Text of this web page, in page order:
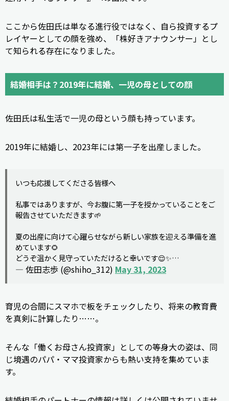
ここから佐田氏は単なる進行役ではなく、自ら投資するプ
レイヤーとしての顔を強め、「株好きアナウンサー」とし
て知られる存在になりました。
結婚相手は？2019年に結婚、一児の母としての顔
佐田氏は私生活で一児の母という顔も持っています。
2019年に結婚し、2023年には第一子を出産しました。
いつも応援してくださる皆様へ
私事ではありますが、今お腹に第一子を授かっていることをご
報告させていただきます🌱
夏の出産に向けて心躍らせながら新しい家族を迎える準備を進
めています🌻
どうぞ温かく見守っていただけると幸いです😌✨…
— 佐田志歩 (@shiho_312) May 31, 2023
育児の合間にスマホで板をチェックしたり、将来の教育費
を真剣に計算したり……。
そんな「働くお母さん投資家」としての等身大の姿は、同
じ境遇のパパ・ママ投資家からも熱い支持を集めていま
す。